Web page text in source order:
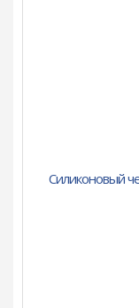
Силиконовый